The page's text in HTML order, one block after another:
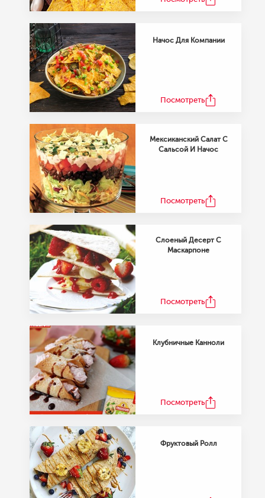
Начос Для Компании
Посмотреть
Мексиканский Салат С
Сальсой И Начос
Посмотреть
Слоеный Десерт С
Маскарпоне
Посмотреть
Клубничные Канноли
Посмотреть
Фруктовый Ролл